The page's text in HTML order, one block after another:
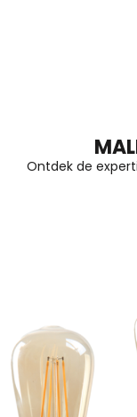
Enter)Ontdek de